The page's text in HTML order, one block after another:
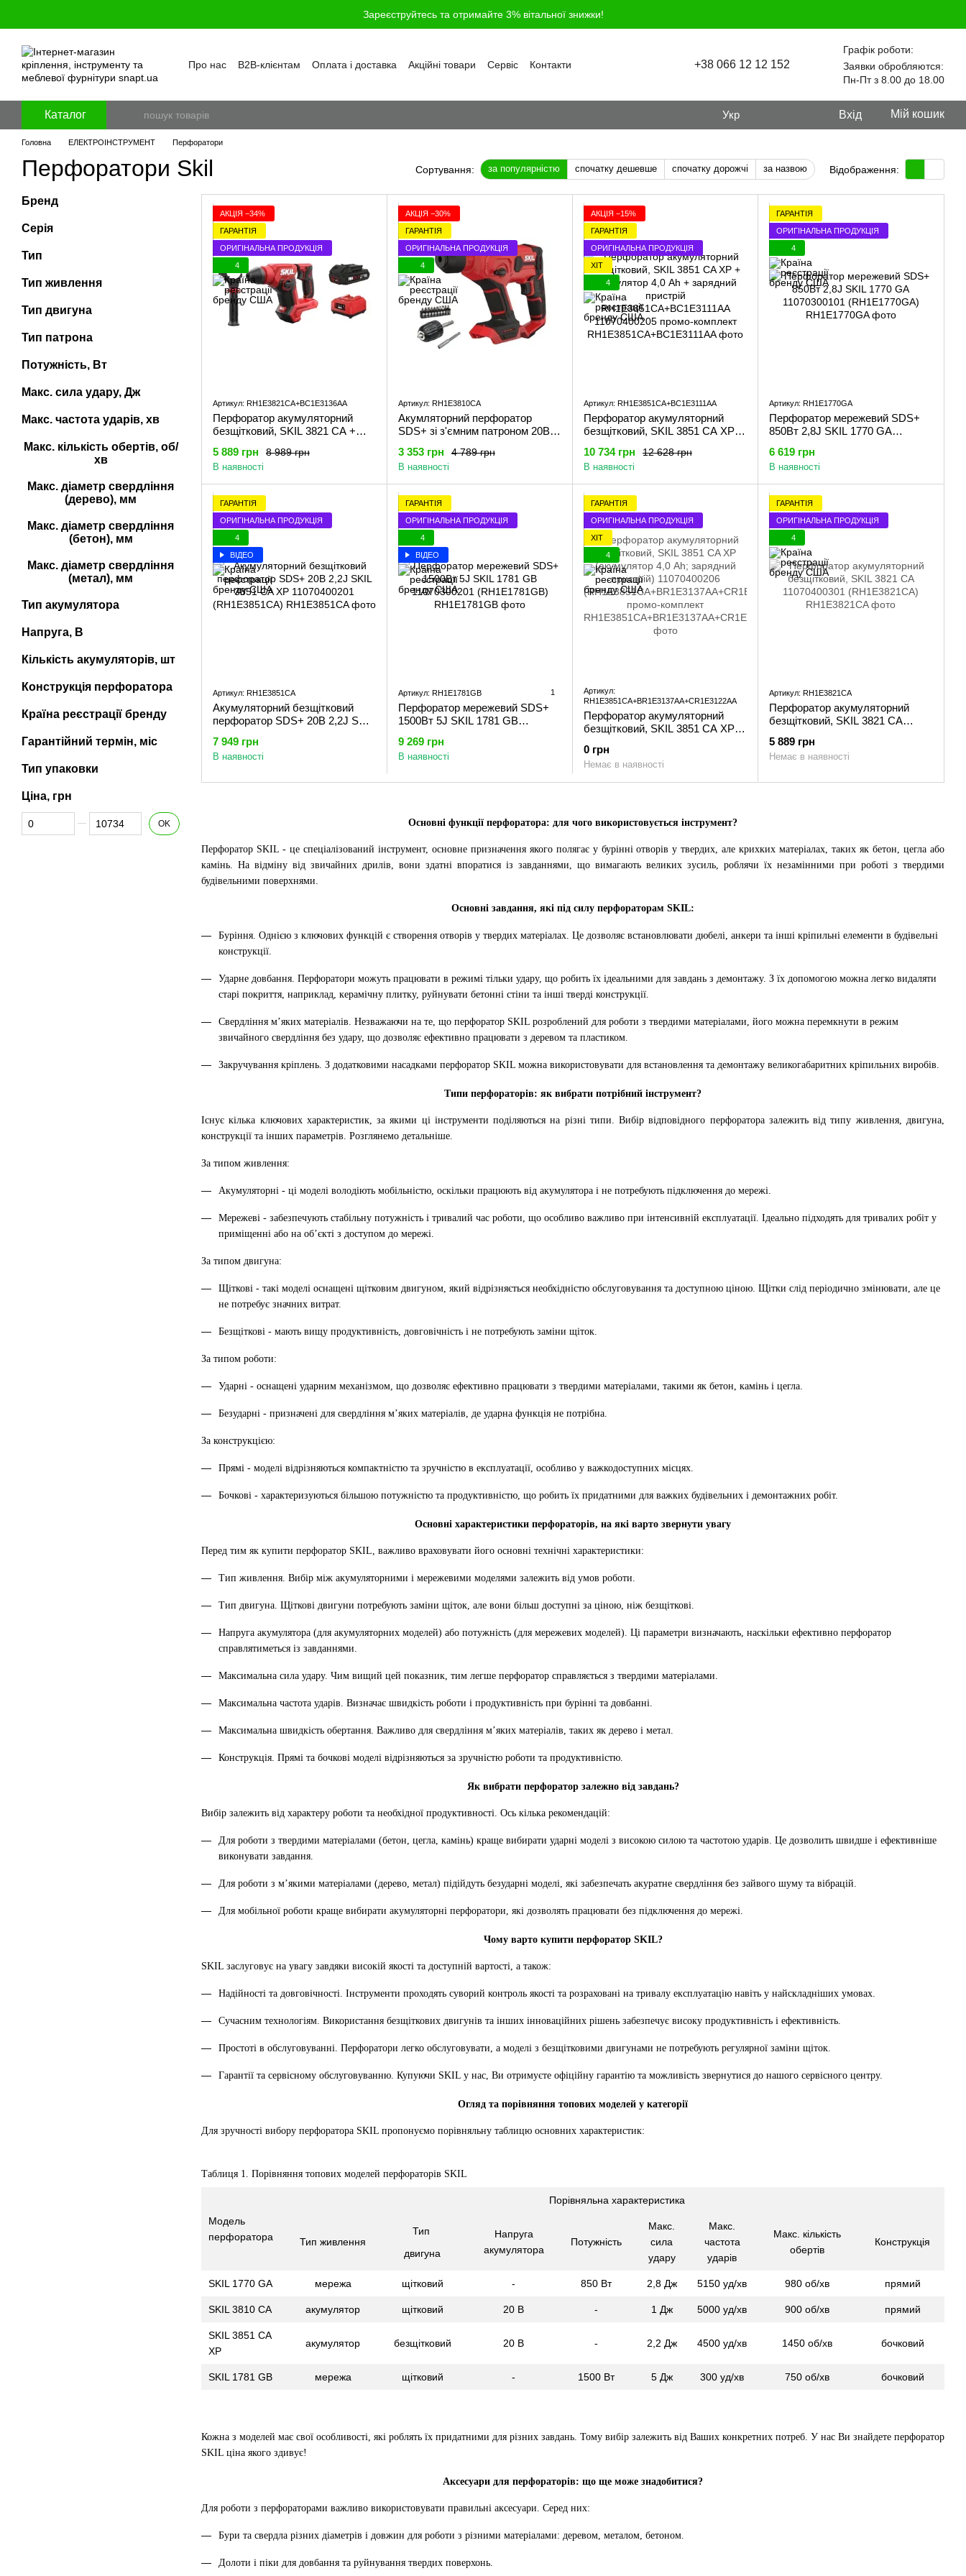
Зареєструйтесь та отримайте 3% вітальної знижки!
Про нас B2B-клієнтам Оплата і доставка Акційні товари Сервіс
Контакти
+38 066 12 12 152
Графік роботи:
Заявки обробляются:
Пн-Пт з 8.00 до 18.00
Каталог Укр Вхід Мій кошик
Головна ЕЛЕКТРОІНСТРУМЕНТ Перфоратори
Перфоратори Skil Сортування: за популярністю спочатку дешевше спочатку дорожчі за назвою Відображення:
Основні функції перфоратора: для чого використовується інструмент?
Перфоратор SKIL - це спеціалізований інструмент, основне призначення якого полягає у бурінні отворів у твердих, але крихких матеріалах, таких як бетон, цегла або
камінь. На відміну від звичайних дрилів, вони здатні впоратися із завданнями, що вимагають великих зусиль, роблячи їх незамінними при роботі з твердими
будівельними поверхнями.
Основні завдання, які під силу перфораторам SKIL:
Буріння. Однією з ключових функцій є створення отворів у твердих матеріалах. Це дозволяє встановлювати дюбелі, анкери та інші кріпильні елементи в будівельні
конструкції.
Ударне довбання. Перфоратори можуть працювати в режимі тільки удару, що робить їх ідеальними для завдань з демонтажу. З їх допомогою можна легко видаляти
старі покриття, наприклад, керамічну плитку, руйнувати бетонні стіни та інші тверді конструкції.
Свердління м’яких матеріалів. Незважаючи на те, що перфоратор SKIL розроблений для роботи з твердими матеріалами, його можна перемкнути в режим
звичайного свердління без удару, що дозволяє ефективно працювати з деревом та пластиком.
Закручування кріплень. З додатковими насадками перфоратор SKIL можна використовувати для встановлення та демонтажу великогабаритних кріпильних виробів.
Типи перфораторів: як вибрати потрібний інструмент?
Існує кілька ключових характеристик, за якими ці інструменти поділяються на різні типи. Вибір відповідного перфоратора залежить від типу живлення, двигуна,
конструкції та інших параметрів. Розглянемо детальніше.
За типом живлення:
Акумуляторні - ці моделі володіють мобільністю, оскільки працюють від акумулятора і не потребують підключення до мережі.
Мережеві - забезпечують стабільну потужність і тривалий час роботи, що особливо важливо при інтенсивній експлуатації. Ідеально підходять для тривалих робіт у
приміщенні або на об’єкті з доступом до мережі.
За типом двигуна:
Щіткові - такі моделі оснащені щітковим двигуном, який відрізняється необхідністю обслуговування та доступною ціною. Щітки слід періодично змінювати, але це
не потребує значних витрат.
Безщіткові - мають вищу продуктивність, довговічність і не потребують заміни щіток.
За типом роботи:
Ударні - оснащені ударним механізмом, що дозволяє ефективно працювати з твердими матеріалами, такими як бетон, камінь і цегла.
Безударні - призначені для свердління м’яких матеріалів, де ударна функція не потрібна.
За конструкцією:
Прямі - моделі відрізняються компактністю та зручністю в експлуатації, особливо у важкодоступних місцях.
Бочкові - характеризуються більшою потужністю та продуктивністю, що робить їх придатними для важких будівельних і демонтажних робіт.
Основні характеристики перфораторів, на які варто звернути увагу
Перед тим як купити перфоратор SKIL, важливо враховувати його основні технічні характеристики:
Тип живлення. Вибір між акумуляторними і мережевими моделями залежить від умов роботи.
Тип двигуна. Щіткові двигуни потребують заміни щіток, але вони більш доступні за ціною, ніж безщіткові.
Напруга акумулятора (для акумуляторних моделей) або потужність (для мережевих моделей). Ці параметри визначають, наскільки ефективно перфоратор
справлятиметься із завданнями.
Максимальна сила удару. Чим вищий цей показник, тим легше перфоратор справляється з твердими матеріалами.
Максимальна частота ударів. Визначає швидкість роботи і продуктивність при бурінні та довбанні.
Максимальна швидкість обертання. Важливо для свердління м’яких матеріалів, таких як дерево і метал.
Конструкція. Прямі та бочкові моделі відрізняються за зручністю роботи та продуктивністю.
Як вибрати перфоратор залежно від завдань?
Вибір залежить від характеру роботи та необхідної продуктивності. Ось кілька рекомендацій:
Для роботи з твердими матеріалами (бетон, цегла, камінь) краще вибирати ударні моделі з високою силою та частотою ударів. Це дозволить швидше і ефективніше
виконувати завдання.
Для роботи з м’якими матеріалами (дерево, метал) підійдуть безударні моделі, які забезпечать акуратне свердління без зайвого шуму та вібрацій.
Для мобільної роботи краще вибирати акумуляторні перфоратори, які дозволять працювати без підключення до мережі.
Чому варто купити перфоратор SKIL?
SKIL заслуговує на увагу завдяки високій якості та доступній вартості, а також:
Надійності та довговічності. Інструменти проходять суворий контроль якості та розраховані на тривалу експлуатацію навіть у найскладніших умовах.
Сучасним технологіям. Використання безщіткових двигунів та інших інноваційних рішень забезпечує високу продуктивність і ефективність.
Простоті в обслуговуванні. Перфоратори легко обслуговувати, а моделі з безщітковими двигунами не потребують регулярної заміни щіток.
Гарантії та сервісному обслуговуванню. Купуючи SKIL у нас, Ви отримуєте офіційну гарантію та можливість звернутися до нашого сервісного центру.
Огляд та порівняння топових моделей у категорії
Для зручності вибору перфоратора SKIL пропонуємо порівняльну таблицю основних характеристик:
Таблиця 1. Порівняння топових моделей перфораторів SKIL
Модель
перфоратора
Порівняльна характеристика
Тип живлення
Тип
двигуна
Напруга
акумулятора
Потужність
Макс.
сила
удару
Макс.
частота
ударів
Макс. кількість
обертів
Конструкція
SKIL 1770 GA мережа щітковий - 850 Вт 2,8 Дж 5150 уд/хв 980 об/хв прямий
SKIL 3810 CA акумулятор щітковий 20 В - 1 Дж 5000 уд/хв 900 об/хв прямий
SKIL 3851 CA
XP
акумулятор безщітковий 20 В - 2,2 Дж 4500 уд/хв 1450 об/хв бочковий
SKIL 1781 GB мережа щітковий - 1500 Вт 5 Дж 300 уд/хв 750 об/хв бочковий
Кожна з моделей має свої особливості, які роблять їх придатними для різних завдань. Тому вибір залежить від Ваших конкретних потреб. У нас Ви знайдете перфоратор
SKIL ціна якого здивує!
Аксесуари для перфораторів: що ще може знадобитися?
Для роботи з перфораторами важливо використовувати правильні аксесуари. Серед них:
Бури та свердла різних діаметрів і довжин для роботи з різними матеріалами: деревом, металом, бетоном.
Долоти і піки для довбання та руйнування твердих поверхонь.
АКЦІЯ −34%
ГАРАНТІЯ
ОРИГІНАЛЬНА ПРОДУКЦІЯ
4
Артикул: RH1E3821CA+BC1E3136AA
Перфоратор акумуляторний
безщітковий, SKIL 3821 CA +
11070400302 (акумулятор 2,0
Ah, зарядний пристрій) промо-
комплект
8 989 грн
5 889 грн
В наявності
АКЦІЯ −30%
ГАРАНТІЯ
ОРИГІНАЛЬНА ПРОДУКЦІЯ
4
Артикул: RH1E3810CA
Акумляторний перфоратор
SDS+ зі з'ємним патроном 20В
(RH1E3810CA)4 789 грн
3 353 грн
В наявності
АКЦІЯ −15%
ГАРАНТІЯ
ОРИГІНАЛЬНА ПРОДУКЦІЯ
ХІТ
4
Артикул: RH1E3851CA+BC1E3111AA
Перфоратор акумуляторний
безщітковий, SKIL 3851 CA XP +
пристрій
RH1E3851CA+BC1E3111AA
11070400205 промо-комплект
12 628 грн
10 734 грн
В наявності
ГАРАНТІЯ
ОРИГІНАЛЬНА ПРОДУКЦІЯ
4
Артикул: RH1E1770GA
Перфоратор мережевий SDS+
850Вт 2,8J SKIL 1770 GA
6 619 грн
В наявності
ГАРАНТІЯ
ОРИГІНАЛЬНА ПРОДУКЦІЯ
4
ВІДЕО
Артикул: RH1E3851CA
Акумуляторний безщітковий
перфоратор SDS+ 20В 2,2J SKIL
(RH1E3851CA)
7 949 грн
В наявності
ГАРАНТІЯ
ОРИГІНАЛЬНА ПРОДУКЦІЯ
4
ВІДЕО
Артикул: RH1E1781GB 1
Перфоратор мережевий SDS+
1500Вт 5J SKIL 1781 GB
9 269 грн
В наявності
ГАРАНТІЯ
ОРИГІНАЛЬНА ПРОДУКЦІЯ
ХІТ
4
Артикул:
RH1E3851CA+BR1E3137AA+CR1E3122AA
Перфоратор акумуляторний
безщітковий, SKIL 3851 CA XP
пристрій) 11070400206
(RH1E3851CA+BR1E3137AA+CR1E3122AA)
промо-комплект
0 грн
Немає в наявності
ГАРАНТІЯ
ОРИГІНАЛЬНА ПРОДУКЦІЯ
4
Артикул: RH1E3821CA
Перфоратор акумуляторний
безщітковий, SKIL 3821 CA
5 889 грн
Немає в наявності
Бренд
Серія
Тип
Тип живлення
Тип двигуна
Тип патрона
Потужність, Вт
Макс. сила удару, Дж
Макс. частота ударів, хв
Макс. кількість обертів, об/
хв
Макс. діаметр свердління
(дерево), мм
Макс. діаметр свердління
(бетон), мм
Макс. діаметр свердління
(метал), мм
Тип акумулятора
Напруга, В
Кількість акумуляторів, шт
Конструкція перфоратора
Країна реєстрації бренду
Гарантійний термін, міс
Тип упаковки
Ціна, грн
Від Ціна, грн
До Ціна, грн OK